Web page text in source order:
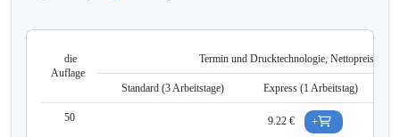
die
Auflage
Termin und Drucktechnologie, Nettopreis für
Standard (3Arbeitstage) Express (1 Arbeitstag)
50 9.22 € +